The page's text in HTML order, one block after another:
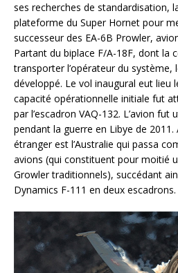
ses recherches de standardisation,
plateforme du Super Hornet pour
successeur des EA-6B Prowler,
Partant du biplace F/A-18F, dont la
transporter l’opérateur du système,
développé. Le vol inaugural eut lieu
capacité opérationnelle initiale fut
par l’escadron VAQ-132. L’avion
pendant la guerre en Libye de
étranger est l’Australie qui passa
avions (qui constituent pour moitié
Growler traditionnels), succédant
Dynamics F-111 en deux escadrons.